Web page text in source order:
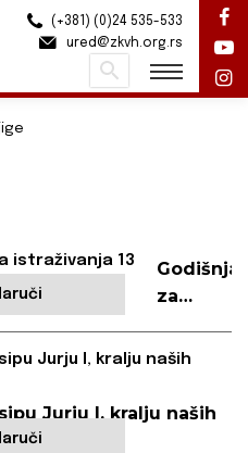
za
Jurju I, kralju naših
(+381) (0)24 535-533
ured@zkvh.org.rs
Pretraži